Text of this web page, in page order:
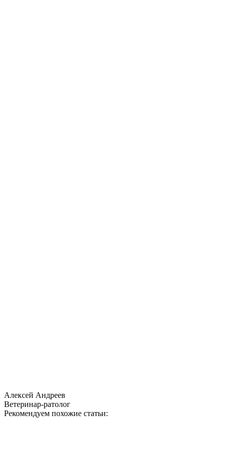
Алексей Андреев
Ветеринар-ратолог
Рекомендуем похожие статьи: